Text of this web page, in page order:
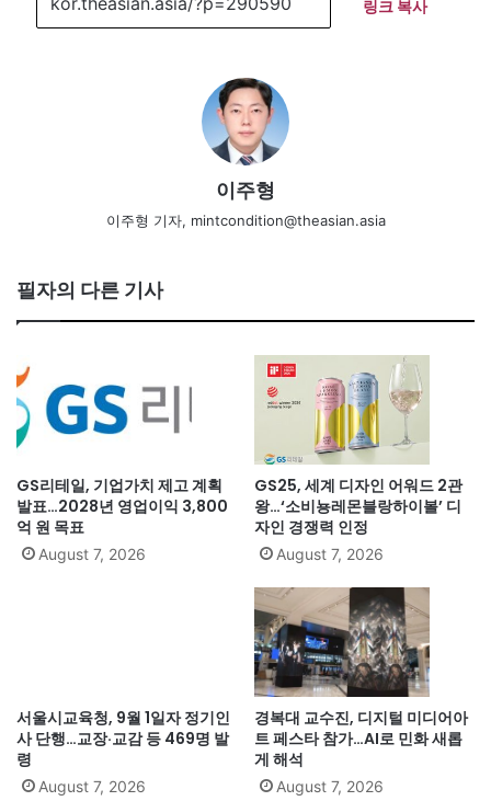
링크 복사
이주형
이주형 기자, mintcondition@theasian.asia
필자의 다른 기사
GS리테일, 기업가치 제고 계획
발표…2028년 영업이익 3,800
억 원 목표
August 7, 2026
GS25, 세계 디자인 어워드 2관
왕…‘소비뇽레몬블랑하이볼’ 디
자인 경쟁력 인정
August 7, 2026
서울시교육청, 9월 1일자 정기인
사 단행…교장·교감 등 469명 발
령
August 7, 2026
경복대 교수진, 디지털 미디어아
트 페스타 참가…AI로 민화 새롭
게 해석
August 7, 2026